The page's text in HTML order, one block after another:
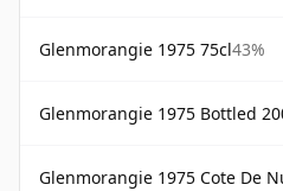
Glenmorangie 1975 75cl43%
Glenmorangie 1975 Bottled
Glenmorangie 1975 Cote De